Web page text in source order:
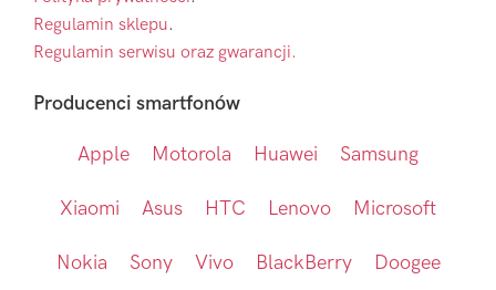
Regulamin sklepu.
Regulamin serwisu oraz gwarancji.
Producenci smartfonów
Apple Motorola Huawei Samsung
Xiaomi Asus HTC Lenovo Microsoft
Nokia Sony Vivo BlackBerry Doogee